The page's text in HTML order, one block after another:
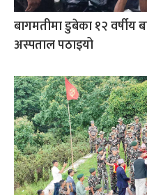
बागमतीमा डुबेका १२ वर्षीय
अस्पताल पठाइयो